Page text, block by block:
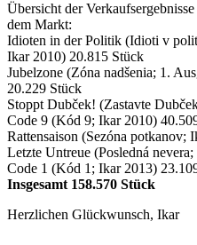
Übersicht der
dem Markt:
Idioten in der Politik (Idioti v
Ikar 2010) 20.815 Stück
Jubelzone (Zóna nadšenia; 1.
20.229 Stück
Stoppt Dubček! (Zastavte
Code 9 (Kód 9; Ikar 2010)
Rattensaison (Sezóna potkanov;
Letzte Untreue (Posledná
Code 1 (Kód 1; Ikar 2013)
Insgesamt 158.570 Stück
Herzlichen Glückwunsch, Ikar